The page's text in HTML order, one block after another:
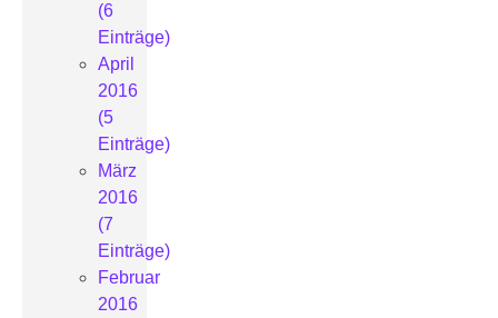
(6
Einträge)
April
2016
(5
Einträge)
März
2016
(7
Einträge)
Februar
2016